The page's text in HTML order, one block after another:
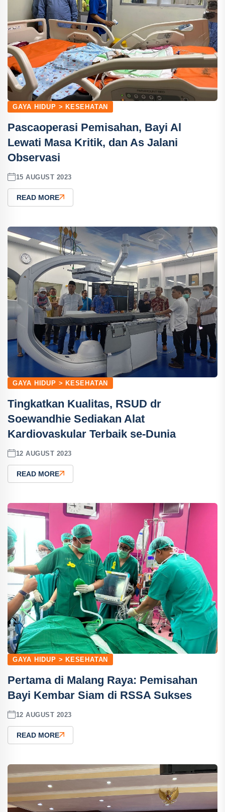
GAYA HIDUP > KESEHATAN
Pascaoperasi Pemisahan, Bayi Al
Lewati Masa Kritik, dan As Jalani
Observasi
15 AUGUST 2023
READ MORE
GAYA HIDUP > KESEHATAN
Tingkatkan Kualitas, RSUD dr
Soewandhie Sediakan Alat
Kardiovaskular Terbaik se-Dunia
12 AUGUST 2023
READ MORE
GAYA HIDUP > KESEHATAN
Pertama di Malang Raya: Pemisahan
Bayi Kembar Siam di RSSA Sukses
12 AUGUST 2023
READ MORE